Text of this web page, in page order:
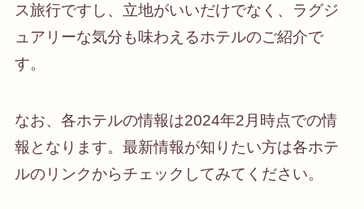
ス旅行ですし、立地がいいだけでなく、ラグジ
ュアリーな気分も味わえるホテルのご紹介で
す。
なお、各ホテルの情報は2024年2月時点での情
報となります。最新情報が知りたい方は各ホテ
ルのリンクからチェックしてみてください。